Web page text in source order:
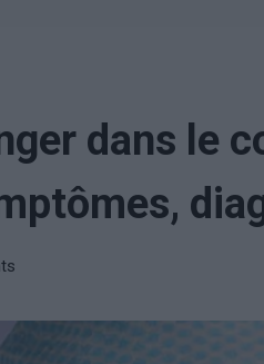
dans le